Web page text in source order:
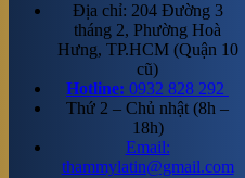
Địa chỉ: 204 Đường 3
tháng 2, Phường Hoà
Hưng, TP.HCM (Quận 10
cũ)
Hotline: 0932 828 292
Thứ 2 – Chủ nhật (8h –
18h)
Email:
thammylatin@gmail.com